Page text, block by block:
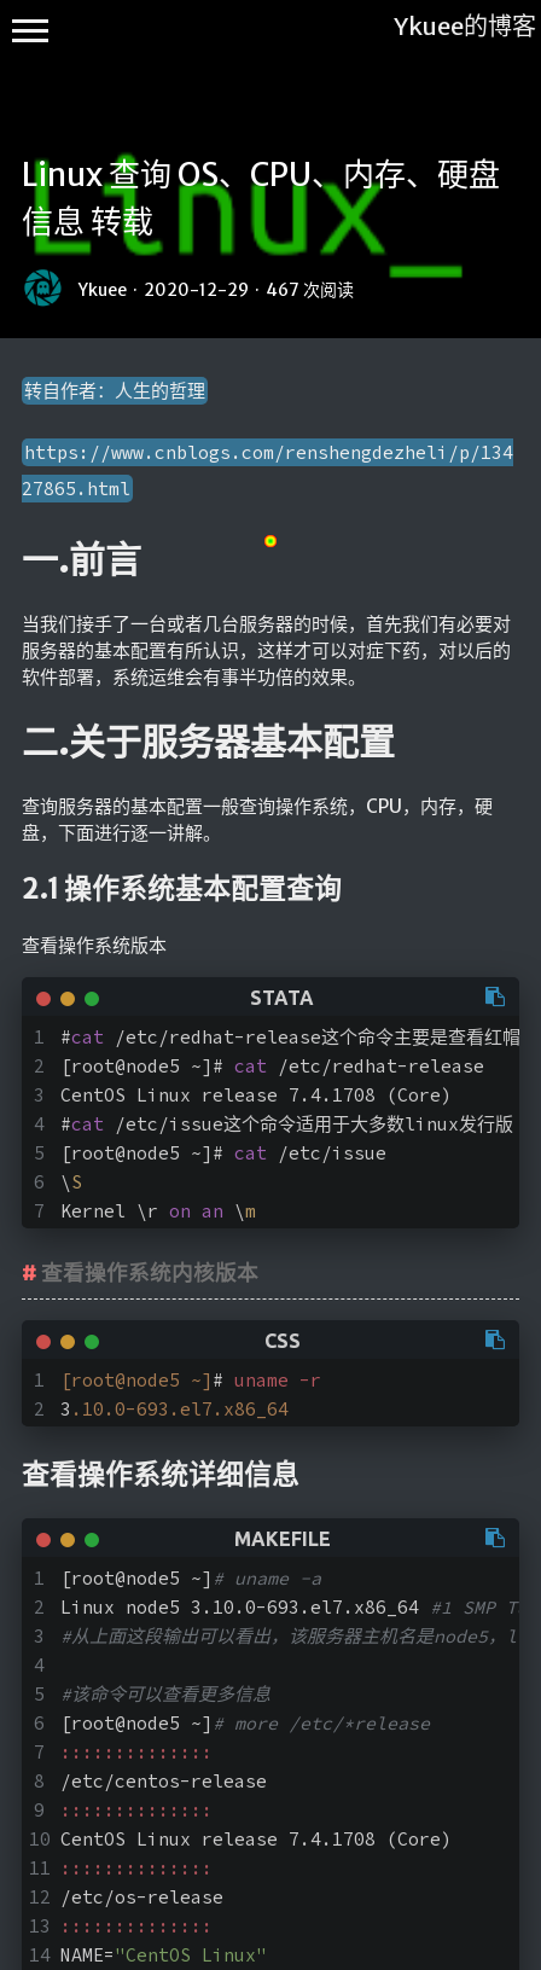
Linux 查询 OS、CPU、内存、硬盘
信息 转载
Ykuee · 2020-12-29 · 467 次阅读
转自作者：人生的哲理
https://www.cnblogs.com/renshengdezheli/p/134
27865.html
一.前言
当我们接手了一台或者几台服务器的时候，首先我们有必要对
服务器的基本配置有所认识，这样才可以对症下药，对以后的
软件部署，系统运维会有事半功倍的效果。
二.关于服务器基本配置
查询服务器的基本配置一般查询操作系统，CPU，内存，硬
盘，下面进行逐一讲解。
2.1 操作系统基本配置查询
查看操作系统版本
#cat /etc/redhat-release这个命令主要是查看红帽发
[root@node5 ~]# cat /etc/redhat-release
CentOS Linux release 7.4.1708 (Core)
#cat /etc/issue这个命令适用于大多数linux发行版
[root@node5 ~]# cat /etc/issue
\ S
Kernel \r on an \m
查看操作系统内核版本
[root@node5 ~] # uname -r
3 .10 .0-693 .el7 .x86_64
查看操作系统详细信息
[root@node5 ~] # uname -a
Linux node5 3.10.0-693.el7.x86_64 #1 SMP
#从上面这段输出可以看出，该服务器主机名是node5
#该命令可以查看更多信息
[root@node5 ~] # more /etc/*release
::::::::::::::
/etc/centos-release
::::::::::::::
CentOS Linux release 7.4.1708 (Core)
::::::::::::::
/etc/os-release
::::::::::::::
NAME="CentOS Linux"
Ykuee的博客
Main
具
进击的
不知所谓
说说
关于我
关于本站
留言板
开源服
NSF音乐
mybatisLogs
redis命令
每日新闻
友情链
接
开往